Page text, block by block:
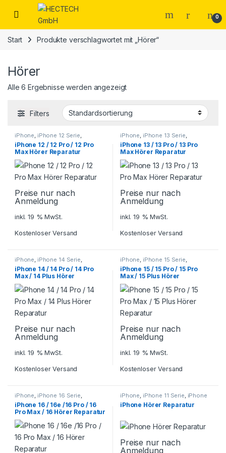
Open 0
Start Produkte verschlagwortet mit „Hörer“
Hörer
Alle 6 Ergebnisse werden angezeigt
Filters
iPhone, iPhone 12 Serie,
Smartphone Reparatur
iPhone 12 / 12 Pro / 12 Pro
Max Hörer Reparatur
Preise nur nach
Anmeldung
inkl. 19 % MwSt.
Kostenloser Versand
iPhone, iPhone 13 Serie,
Smartphone Reparatur
iPhone 13 / 13 Pro / 13 Pro
Max Hörer Reparatur
Preise nur nach
Anmeldung
inkl. 19 % MwSt.
Kostenloser Versand
iPhone, iPhone 14 Serie,
Smartphone Reparatur
iPhone 14 / 14 Pro / 14 Pro
Max / 14 Plus Hörer
Reparatur
Preise nur nach
Anmeldung
inkl. 19 % MwSt.
Kostenloser Versand
iPhone, iPhone 15 Serie,
Smartphone Reparatur
iPhone 15 / 15 Pro / 15 Pro
Max / 15 Plus Hörer
Reparatur
Preise nur nach
Anmeldung
inkl. 19 % MwSt.
Kostenloser Versand
iPhone, iPhone 16 Serie,
Smartphone Reparatur
iPhone 16 / 16e /16 Pro / 16
Pro Max / 16 Hörer Reparatur
iPhone, iPhone 11 Serie, iPhone
X / XS / XS Max ,iPhone XR
Smartphone Reparatur
iPhone Hörer Reparatur
Preise nur nach
Anmeldung